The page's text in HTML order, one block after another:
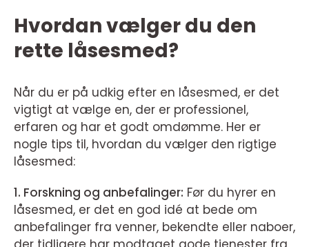
Hvordan vælger du den
rette låsesmed?
Når du er på udkig efter en låsesmed, er det
vigtigt at vælge en, der er professionel,
erfaren og har et godt omdømme. Her er
nogle tips til, hvordan du vælger den rigtige
låsesmed:
1. Forskning og anbefalinger: Før du hyrer en
låsesmed, er det en god idé at bede om
anbefalinger fra venner, bekendte eller naboer,